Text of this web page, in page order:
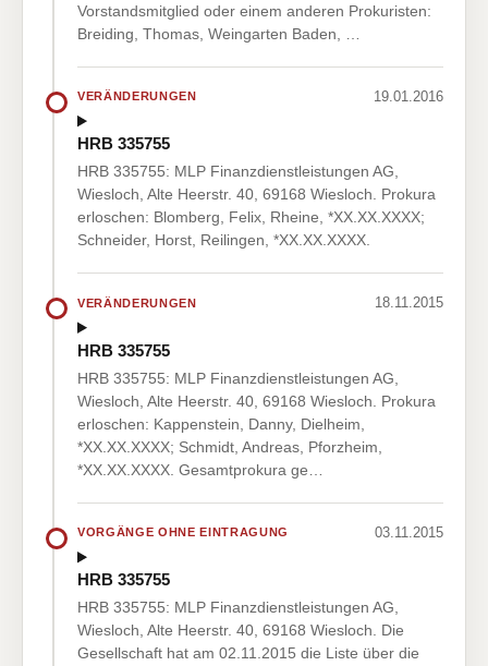
Vorstandsmitglied oder einem anderen Prokuristen:
Breiding, Thomas, Weingarten Baden, …
VERÄNDERUNGEN 19.01.2016
HRB 335755
HRB 335755: MLP Finanzdienstleistungen AG,
Wiesloch, Alte Heerstr. 40, 69168 Wiesloch. Prokura
erloschen: Blomberg, Felix, Rheine, *XX.XX.XXXX;
Schneider, Horst, Reilingen, *XX.XX.XXXX.
VERÄNDERUNGEN 18.11.2015
HRB 335755
HRB 335755: MLP Finanzdienstleistungen AG,
Wiesloch, Alte Heerstr. 40, 69168 Wiesloch. Prokura
erloschen: Kappenstein, Danny, Dielheim,
*XX.XX.XXXX; Schmidt, Andreas, Pforzheim,
*XX.XX.XXXX. Gesamtprokura ge…
VORGÄNGE OHNE EINTRAGUNG 03.11.2015
HRB 335755
HRB 335755: MLP Finanzdienstleistungen AG,
Wiesloch, Alte Heerstr. 40, 69168 Wiesloch. Die
Gesellschaft hat am 02.11.2015 die Liste über die